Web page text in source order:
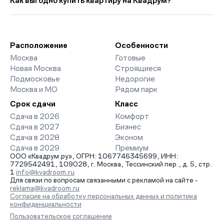
страницах ЖК доступны отзывы жильцов о качестве
строительства, интерактивный генплан корпусов, сроки
организует просмотр и поможет одобрить ипотеку по
минимальной ставке. Чтобы зафиксировать цену, оставьте
заявку на обратный звонок.
Расположение
Москва
Новая Москва
Подмосковье
Москва и МО
Особенности
Готовые
Строящиеся
Недорогие
Рядом парк
Срок сдачи
Сдача в 2026
Сдача в 2027
Сдача в 2028
Сдача в 2029
Класс
Комфорт
Бизнес
Эконом
Премиум
ООО «Квадрум.ру», ОГРН: 1067746345699, ИНН:
7729542491, 109028, г. Москва, Тессинский пер., д. 5, стр.
1 info@kvadroom.ru
Для связи по вопросам связанными с рекламой на сайте -
reklama@kvadroom.ru
Согласие на обработку персональных данных и политика
конфиденциальности
Пользовательское соглашение